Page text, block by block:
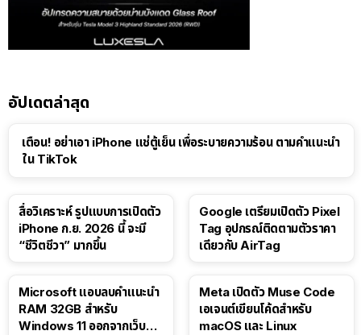
อัปเดตล่าสุด
เตือน! อย่าเอา iPhone แช่ตู้เย็น เพื่อระบายความร้อน ตามคำแนะนำ
ใน TikTok
สื่อวิเคราะห์ รูปแบบการเปิดตัว
iPhone ก.ย. 2026 นี้ จะมี
“ชีวิตชีวา” มากขึ้น
Google เตรียมเปิดตัว Pixel
Tag อุปกรณ์ติดตามตัวราคา
เดียวกับ AirTag
Microsoft แอบลบคำแนะนำ
RAM 32GB สำหรับ
Windows 11 ออกจากเว็บตัว
Meta เปิดตัว Muse Code
เอเจนต์เขียนโค้ดสำหรับ
macOS และ Linux